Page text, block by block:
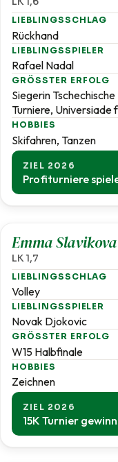
LIEBLINGSSCHLAG
Rückhand
LIEBLINGSSPIELER
Rafael Nadal
GRÖSSTER ERFOLG
Siegerin
Turniere, Universiade
HOBBIES
Skifahren, Tanzen
ZIEL 2026
Profiturniere
Emma Slavikova
LK 1,7
LIEBLINGSSCHLAG
Volley
LIEBLINGSSPIELER
Novak Djokovic
GRÖSSTER ERFOLG
W15 Halbfinale
HOBBIES
Zeichnen
ZIEL 2026
15K Turnier